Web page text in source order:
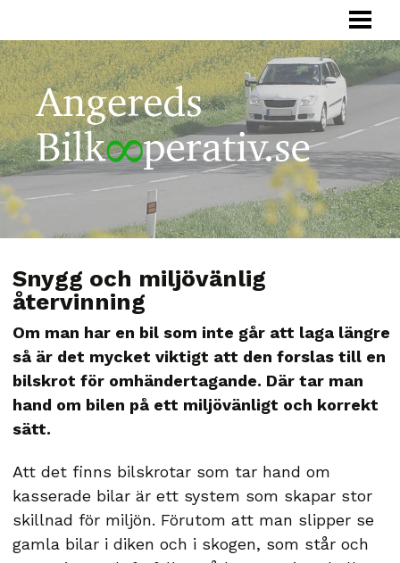
BILKOOPERATIV
HUR FUNGERAR
FÖRETAG
SAMÅKNING
OM OSS
Snygg och miljövänlig
återvinning
Om man har en bil som inte går att laga längre
så är det mycket viktigt att den forslas till en
bilskrot för omhändertagande. Där tar man
hand om bilen på ett miljövänligt och korrekt
sätt.
Att det finns bilskrotar som tar hand om
kasserade bilar är ett system som skapar stor
skillnad för miljön. Förutom att man slipper se
gamla bilar i diken och i skogen, som står och